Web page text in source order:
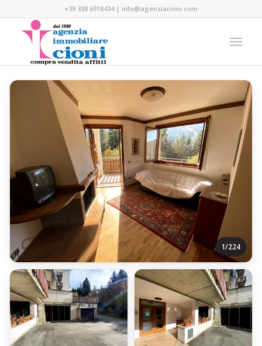
+39 338 6918434| info@agenziacioni.com
1/224